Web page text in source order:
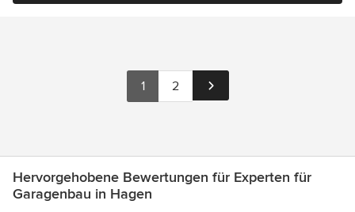
1 2
Hervorgehobene Bewertungen für Experten für
Garagenbau in Hagen